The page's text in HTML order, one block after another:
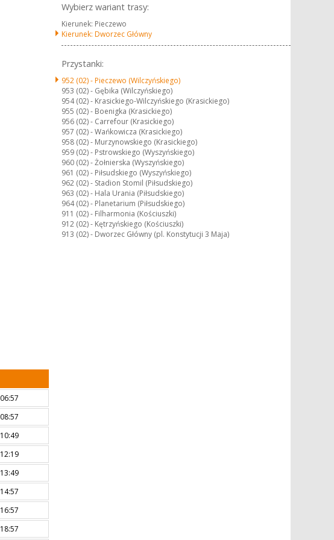
06:57
08:57
10:49
12:19
13:49
14:57
16:57
18:57
Wybierz wariant trasy:
Kierunek: Pieczewo
Kierunek: Dworzec Główny
Przystanki:
952 (02) -Pieczewo (Wilczyńskiego)
953 (02) - Gębika (Wilczyńskiego)
954 (02) - Krasickiego-Wilczyńskiego (Krasickiego)
955 (02) - Boenigka (Krasickiego)
956 (02) - Carrefour (Krasickiego)
957 (02) -Wańkowicza (Krasickiego)
958 (02) - Murzynowskiego (Krasickiego)
959 (02) - Pstrowskiego (Wyszyńskiego)
960 (02) -Żołnierska (Wyszyńskiego)
961 (02) - Piłsudskiego (Wyszyńskiego)
962 (02) - Stadion Stomil (Piłsudskiego)
963 (02) - Hala Urania (Piłsudskiego)
964 (02) - Planetarium (Piłsudskiego)
911 (02) - Filharmonia (Kościuszki)
912 (02) - Kętrzyńskiego (Kościuszki)
913 (02) - Dworzec Główny (pl. Konstytucji 3 Maja)